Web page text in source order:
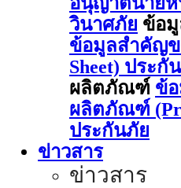
วินาศภัย ข้อ
ข้อมูลสำคัญ
Sheet) ประกั
ผลิตภัณฑ์ ข้
ผลิตภัณฑ์
ประกันภัย
ข่าวสาร
ข่าวสาร